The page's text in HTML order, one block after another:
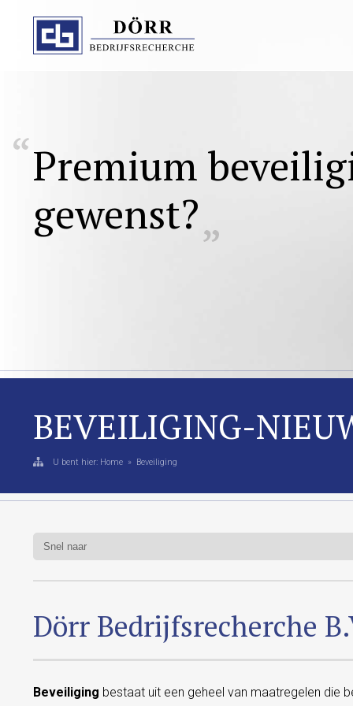
Premium
gewenst?
BEVEILIGING-
U bent hier: Home » Beveiliging
Dörr Bedrijfsrecherche
Beveiliging bestaat uit een geheel van maatregelen die